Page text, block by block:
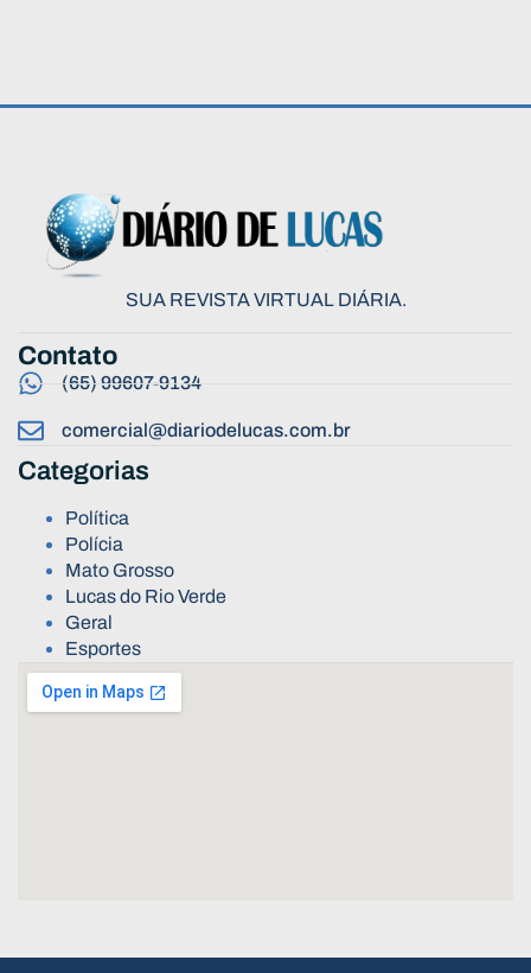
SUA REVISTA VIRTUAL DIÁRIA.
Contato
(65) 99607-9134
comercial@diariodelucas.com.br
Categorias
Política
Polícia
Mato Grosso
Lucas do Rio Verde
Geral
Esportes